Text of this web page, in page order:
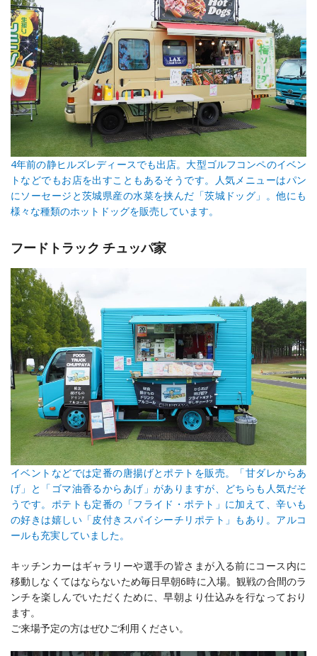
4年前の静ヒルズレディースでも出店。大型ゴルフコンペのイベン
トなどでもお店を出すこともあるそうです。人気メニューはパン
にソーセージと茨城県産の水菜を挟んだ「茨城ドッグ」。他にも
様々な種類のホットドッグを販売しています。
フードトラック チュッパ家
イベントなどでは定番の唐揚げとポテトを販売。「甘ダレからあ
げ」と「ゴマ油香るからあげ」がありますが、どちらも人気だそ
うです。ポテトも定番の「フライド・ポテト」に加えて、辛いも
の好きは嬉しい「皮付きスパイシーチリポテト」もあり。アルコ
ールも充実していました。
キッチンカーはギャラリーや選手の皆さまが入る前にコース内に
移動しなくてはならないため毎日早朝6時に入場。観戦の合間のラ
ンチを楽しんでいただくために、早朝より仕込みを行なっており
ます。
ご来場予定の方はぜひご利用ください。